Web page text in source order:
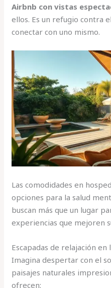
Airbnb con vistas
ellos. Es un refugio contra
conectar con uno mismo.
Las comodidades en
opciones para la salud
buscan más que un lugar
experiencias que mejoren
Escapadas de relajación en
Imagina despertar con el
paisajes naturales
ofrecen: